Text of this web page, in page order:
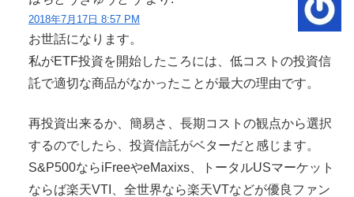
2018年7月17日 8:57 PM
お世話になります。
私がETF投資を開始したころには、低コストの投資信
託で適切な商品がなかったことが最大の理由です。
再投資出来るか、簡易さ、長期コストの観点から選択
するのでしたら、投資信託がベターだと感じます。
S&P500ならiFreeやeMaxixs、トータルUSマーケット
ならば楽天VTI、全世界なら楽天VTなどが優良ファン